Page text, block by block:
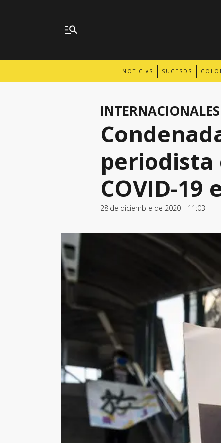
NOTICIAS SUCESOS
INTERNACIONALES
periodista
COVID-19
28 de diciembre de 2020 | 11:03